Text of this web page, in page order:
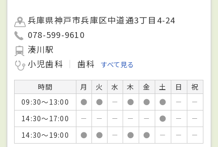
兵庫県神戸市兵庫区中道通3丁目4-24
078-599-9610
湊川駅
小児歯科
歯科 すべて見る
時間 月 火 水 木 金 土 日
祝
09:30～13:00
● ● － ● ● ● －
－
14:30～17:00
－ － － － － ● －
－
14:30～19:00
● ● － ● ● － － －